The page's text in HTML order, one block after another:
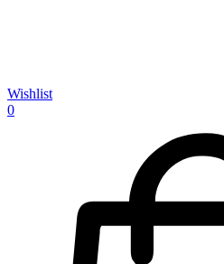
Wishlist
0